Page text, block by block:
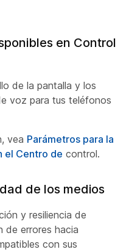
en Control
de la pantalla y los
voz para tus teléfonos
vea Parámetros para la
el Centro de control.
de los medios
y resiliencia de
de errores hacia
con sus